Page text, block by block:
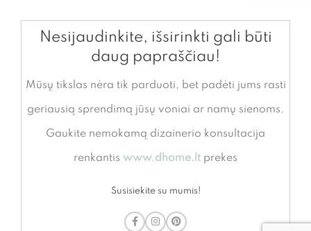
Nesijaudinkite, išsirinkti gali būti
daug papraščiau!
Mūsų tikslas nėra tik parduoti, bet padėti jums rasti
geriausią sprendimą jūsų voniai ar namų sienoms.
Gaukite nemokamą dizainerio konsultacija
renkantis www.dhome.lt prekes
Susisiekite su mumis!